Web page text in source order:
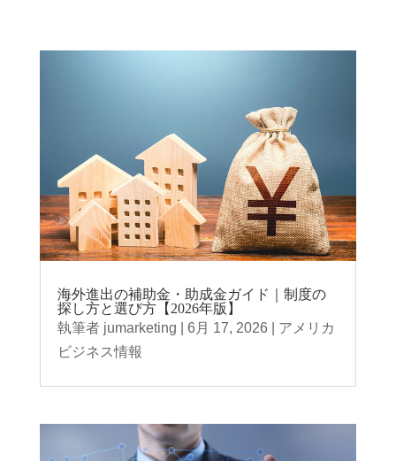
海外進出の補助金・助成金ガイド｜制度の
探し方と選び方【2026年版】
執筆者 jumarketing 6月 17, 2026
アメリカ
ビジネス情報